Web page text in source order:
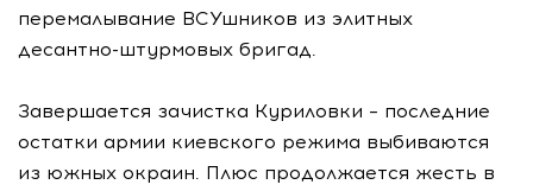
перемалывание ВСУшников из элитных
десантно-штурмовых бригад.
Завершается зачистка Куриловки – последние
остатки армии киевского режима выбиваются
из южных окраин. Плюс продолжается жесть в